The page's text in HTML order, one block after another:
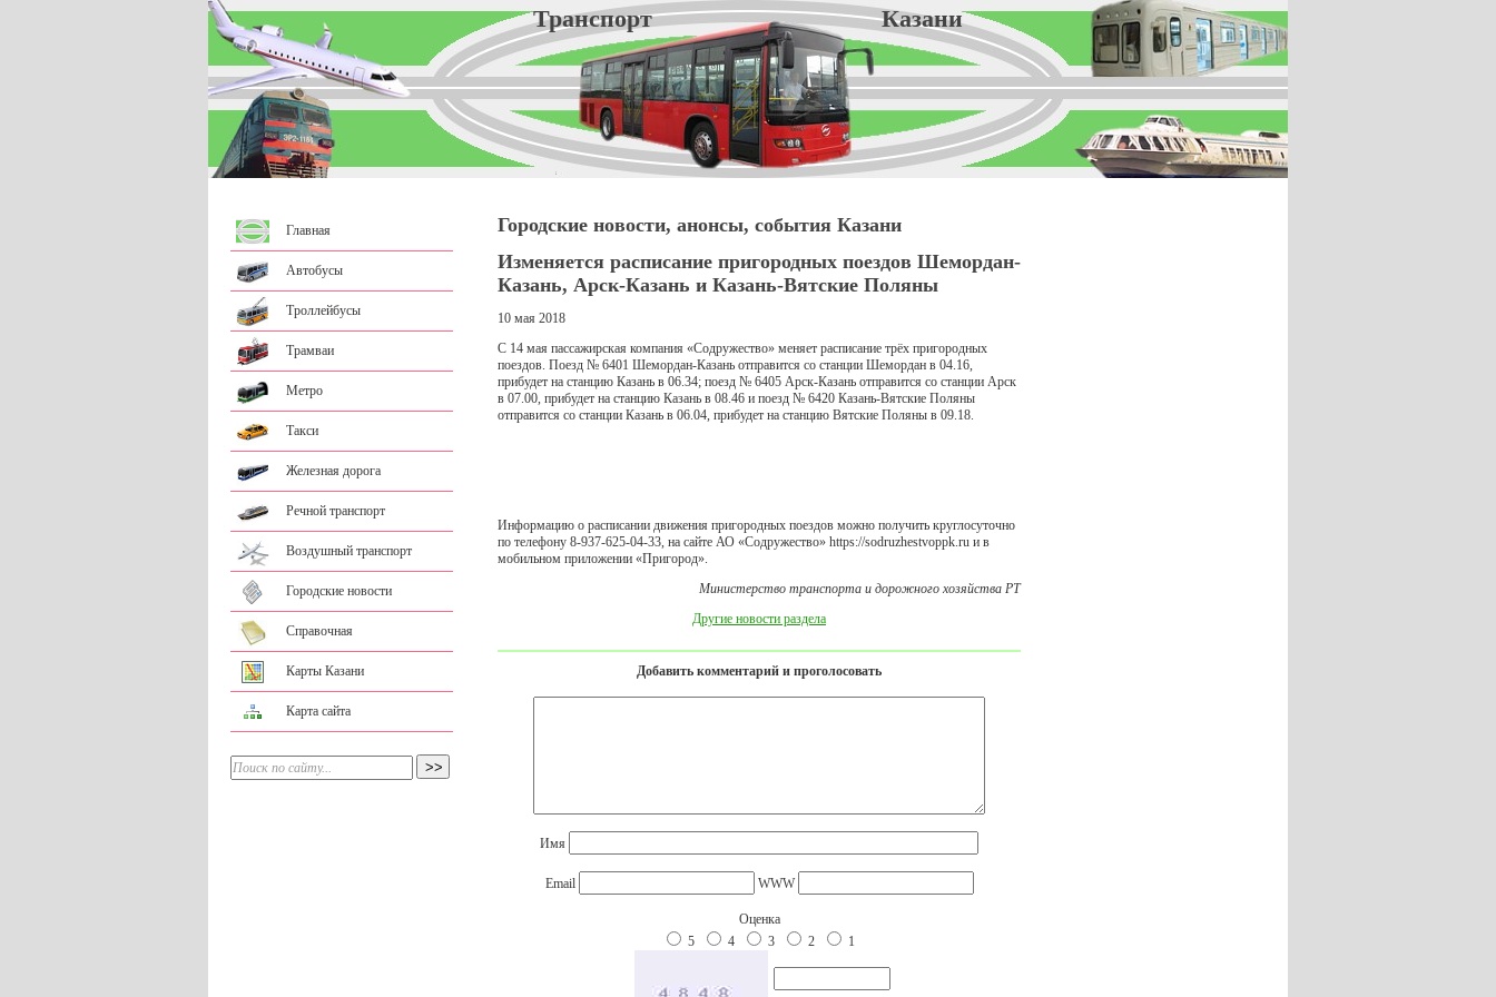
Транспорт Казани
Главная
Автобусы
Троллейбусы
Трамваи
Метро
Такси
Железная дорога
Речной транспорт
Воздушный транспорт
Городские новости
Справочная
Карты Казани
Карта сайта
Городские новости, анонсы, события Казани
Изменяется расписание пригородных поездов Шемордан-
Казань, Арск-Казань и Казань-Вятские Поляны
10 мая 2018
С 14 мая пассажирская компания «Содружество» меняет расписание трёх пригородных
поездов. Поезд № 6401 Шемордан-Казань отправится со станции Шемордан в 04.16,
прибудет на станцию Казань в 06.34; поезд № 6405 Арск-Казань отправится со станции Арск
в 07.00, прибудет на станцию Казань в 08.46 и поезд № 6420 Казань-Вятские Поляны
отправится со станции Казань в 06.04, прибудет на станцию Вятские Поляны в 09.18.
Информацию о расписании движения пригородных поездов можно получить круглосуточно
по телефону 8-937-625-04-33, на сайте АО «Содружество» https://sodruzhestvoppk.ru и в
мобильном приложении «Пригород».
Министерство транспорта и дорожного хозяйства РТ
Другие новости раздела
Добавить комментарий и проголосовать
Имя
Email WWW
Оценка
5
4 3 2 1